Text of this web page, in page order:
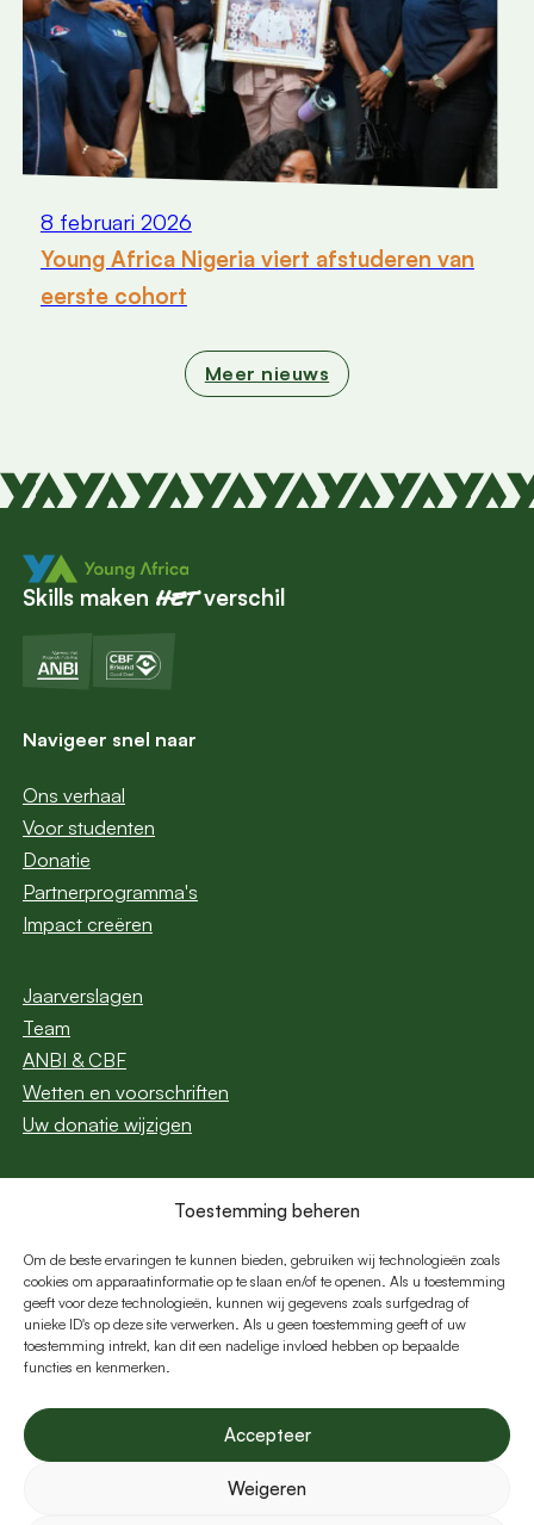
Toestemming beheren
Om de beste ervaringen te kunnen bieden, gebruiken wij technologieën zoals
cookies om apparaatinformatie op te slaan en/of te openen. Als u toestemming
geeft voor deze technologieën, kunnen wij gegevens zoals surfgedrag of
unieke ID's op deze site verwerken. Als u geen toestemming geeft of uw
toestemming intrekt, kan dit een nadelige invloed hebben op bepaalde
functies en kenmerken.
Accepteer
Weigeren
8 februari 2026
Young Africa Nigeria viert afstuderen van
eerste cohort
Meer nieuws
Skills maken hetverschil
Navigeer snel naar
Ons verhaal
Voor studenten
Donatie
Partnerprogramma's
Impact creëren
Jaarverslagen
Team
ANBI & CBF
Wetten en voorschriften
Uw donatie wijzigen
Abonneer u op onze nieuwsbrief
E-
mail
Volg ons: